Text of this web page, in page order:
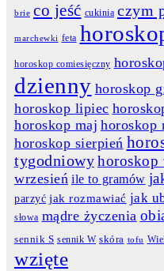
brie co jeść cukinia czym
marchewki feta
horoskop comiesięczny
dzienny horoskop
horoskop lipiec
horoskop maj horoskop
horoskop sierpień
tygodniowyhoroskop
wrzesień ile to gramów
parzyć jak rozmawiać jak
słowa mądre życzenia
sennik S sennik W skóra tofu
wzięte